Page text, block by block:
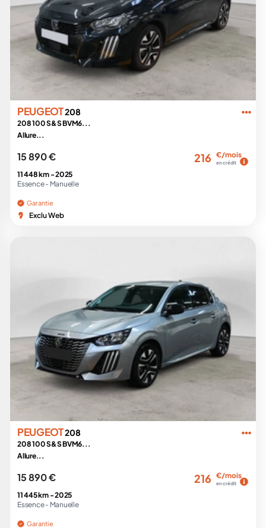
PEUGEOT208
208 100 S&S BVM6...
Allure...
15 890 € 216 €/mois
en crédit
11 448 km -2025
Essence - Manuelle
Garantie
Exclu Web
PEUGEOT208
208 100 S&S BVM6...
Allure...
15 890 € 216 €/mois
en crédit
11 445 km -2025
Essence - Manuelle
Garantie